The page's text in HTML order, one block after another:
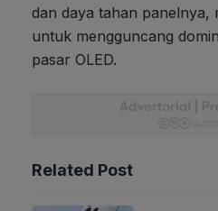
dan daya tahan panelnya,
untuk mengguncang
pasar OLED.
Related Post